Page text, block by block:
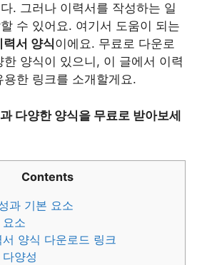
. 그러나 이력서를 작성하는 일
수 있어요. 여기서 도움이 되는
서 양식이에요. 무료로 다운로
양식이 있으니, 이 글에서 이력
한 링크를 소개할게요.
다양한 양식을 무료로 받아보세
Contents
과 기본 요소
소
양식 다운로드 링크
양성